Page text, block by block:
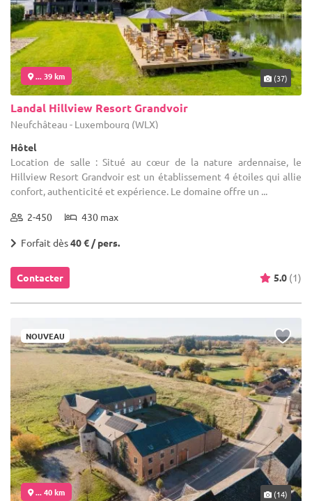
... 39 km (37)
Landal Hillview Resort Grandvoir
Neufchâteau - Luxembourg (WLX)
Hôtel
Location de salle : Situé au cœur de la nature ardennaise, le
Hillview Resort Grandvoir est un établissement 4 étoiles qui allie
confort, authenticité et expérience. Le domaine offre un ...
2-450 430 max
Forfait dès40 € / pers.
Contacter 5.0 (1)
NOUVEAU
... 40 km (14)